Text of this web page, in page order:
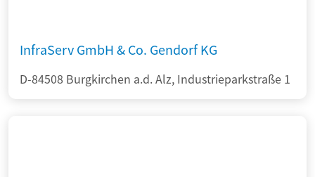
InfraServ GmbH & Co. Gendorf KG
D-84508 Burgkirchen a.d. Alz, Industrieparkstraße 1